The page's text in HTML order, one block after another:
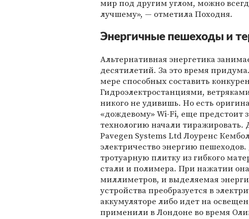
мир под другим углом, можно
лучшему», — отметила Походня.
Энергичные пешеходы и
Альтернативная энергетика
десятилетий. За это время
мере способных составить
Гидроэлектростанциями,
никого не удивишь. Но есть
«дождевому» Wi-Fi, еще предстоит
технологию начали
Pavegen Systems Ltd Лоуренс
электричество энергию
тротуарную плитку из гибкого
стали и полимера. При нажатии
миллиметров, и выделяемая
устройства преобразуется в
аккумуляторе либо идет на
применили в Лондоне во время